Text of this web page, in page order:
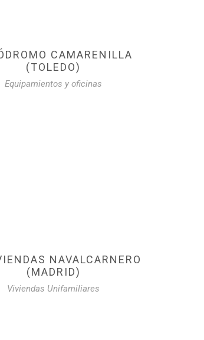
CAMARENILLA
(TOLEDO)
Equipamientos y oficinas
NAVALCARNERO
(MADRID)
Viviendas Unifamiliares